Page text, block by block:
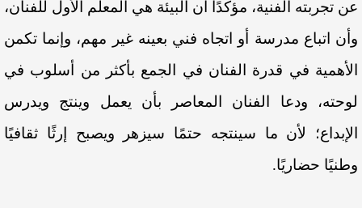
عن تجربته الفنية، مؤكدًا أن البيئة هي المعلم الأول للفنان،
وأن اتباع مدرسة أو اتجاه فني بعينه غير مهم، وإنما تكمن
الأهمية في قدرة الفنان في الجمع بأكثر من أسلوب في
لوحته، ودعا الفنان المعاصر بأن يعمل وينتج ويدرس
الإبداع؛ لأن ما سينتجه حتمًا سيزهر ويصبح إرثًا ثقافيًا
وطنيًا حضاريًا.